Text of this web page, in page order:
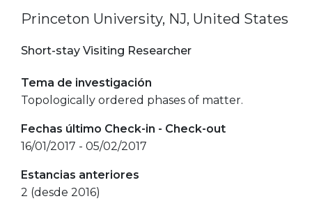
Princeton University, NJ, United States
Short-stay Visiting Researcher
Tema de investigación
Topologically ordered phases of matter.
Fechas último Check-in - Check-out
16/01/2017 - 05/02/2017
Estancias anteriores
2 (desde 2016)